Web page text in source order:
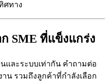
ศทาง
SME ที่แข็งแกร่ง
และระบบเท่ากัน คำถามต่อ
น รวมถึงลูกค้าที่กำลังเลือก